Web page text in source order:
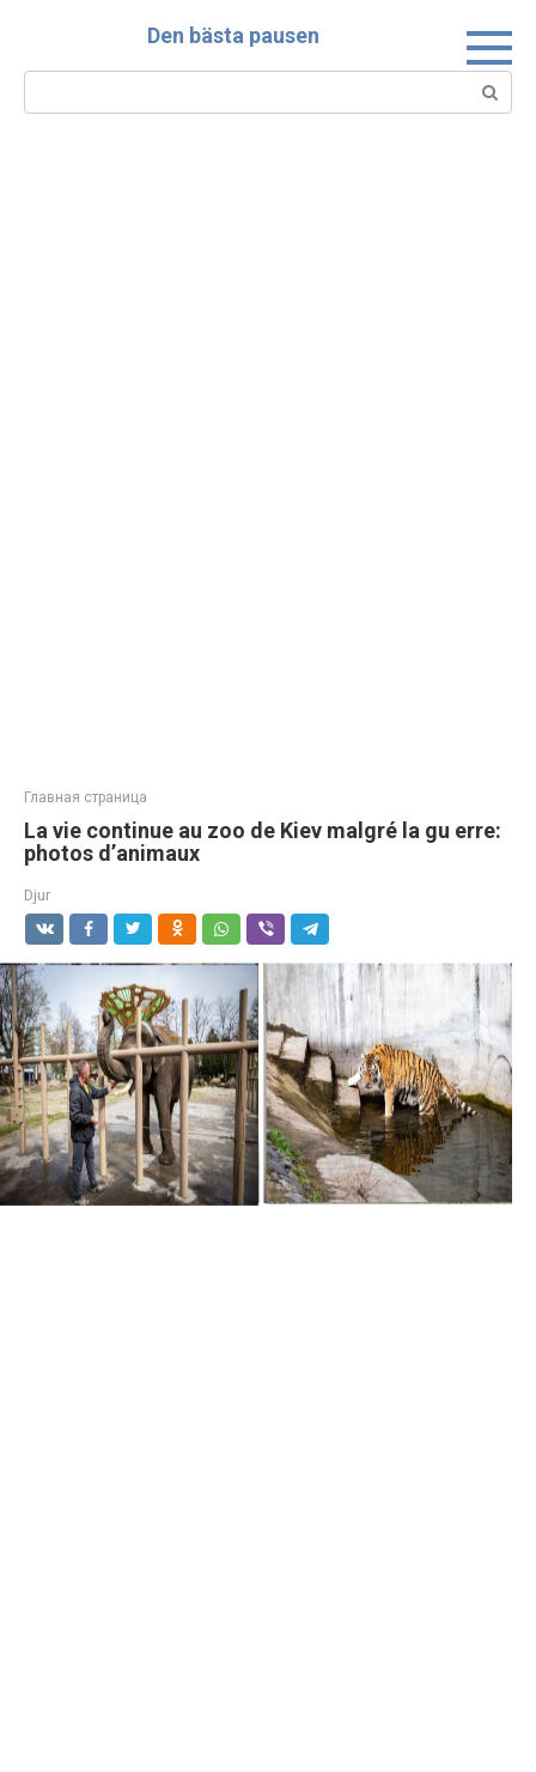
Den bästa pausen
Search:
Главная страница
La vie continue au zoo de Kiev malgré la gu erre:
photos d’animaux
Djur